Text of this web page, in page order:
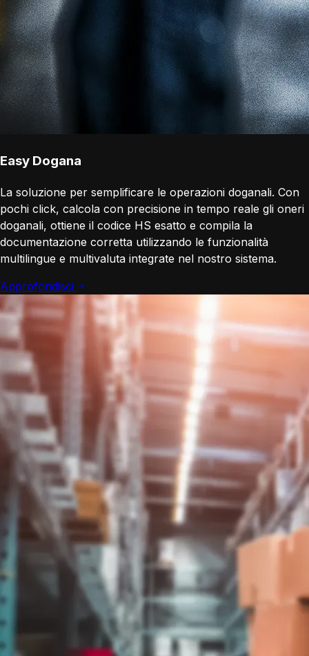
Easy Dogana
La soluzione per semplificare le operazioni doganali. Con
pochi click, calcola con precisione in tempo reale gli oneri
doganali, ottiene il codice HS esatto e compila la
documentazione corretta utilizzando le funzionalità
multilingue e multivaluta integrate nel nostro sistema.
Approfondisci